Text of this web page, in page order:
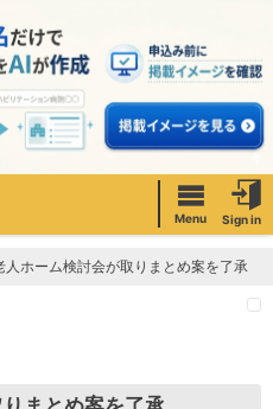
Menu Sign in
人ホーム検討会が取りまとめ案を了承